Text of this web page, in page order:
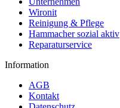
Wironit
Reinigung & Pflege
Hammacher sozial aktiv
Reparaturservice
Information
AGB
Kontakt